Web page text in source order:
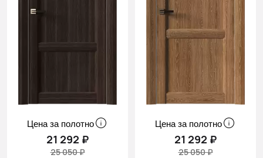
Цена за полотно
21 292 ₽
25 050 ₽
Цена за полотно
21 292 ₽
25 050 ₽